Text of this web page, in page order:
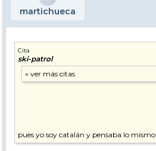
martichueca
Cita
ski-patrol
pues yo soy catalán y pensaba lo mismo